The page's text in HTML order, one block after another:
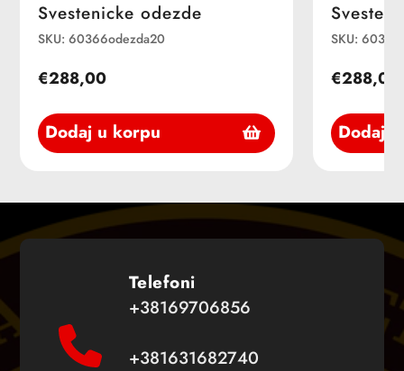
Svestenicke odezde
SKU: 60366odezda20
€288,00
Dodaj u korpu
SKU:
€288,00
Dodaj
Telefoni
+38169706856
+381631682740